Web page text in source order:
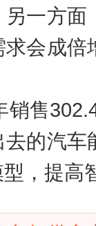
一方
会成
销售
的汽
，提高